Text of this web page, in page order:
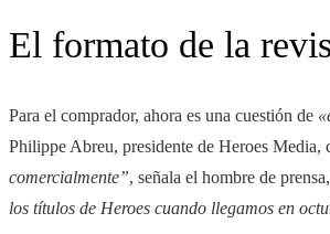
El formato de la
Para el comprador, ahora es una cuestión de
Philippe Abreu, presidente de Heroes Media,
comercialmente”, señala el hombre de
los títulos de Heroes cuando llegamos en